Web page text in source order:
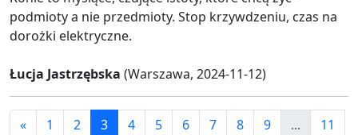
podmioty a nie przedmioty. Stop krzywdzeniu, czas na
dorożki elektryczne.
Łucja Jastrzębska (Warszawa, 2024-11-12)
« 1 2 3 4 5 6 7 8 9 ... 11